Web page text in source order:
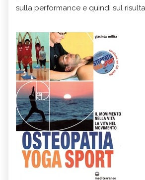
sulla performance e quindi sul